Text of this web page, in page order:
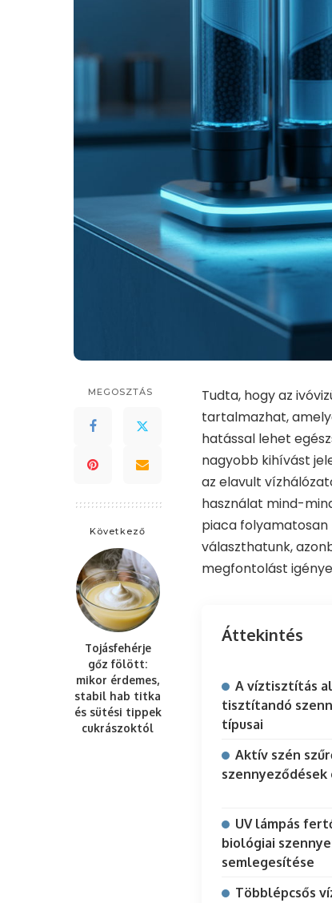
MEGOSZTÁS
Következő
Tojásfehérje
gőz fölött:
mikor érdemes,
stabil hab titka
és sütési tippek
cukrászoktól
Tudta, hogy az
tartalmazhat,
hatással lehet
nagyobb kihívást
az elavult
használat mind-
piaca folyamatosan
választhatunk,
megfontolást
Áttekintés
A víztisztítás
tisztítandó
típusai
Aktív szén
UV lámpás
biológiai
semlegesítése
Többlépcsős